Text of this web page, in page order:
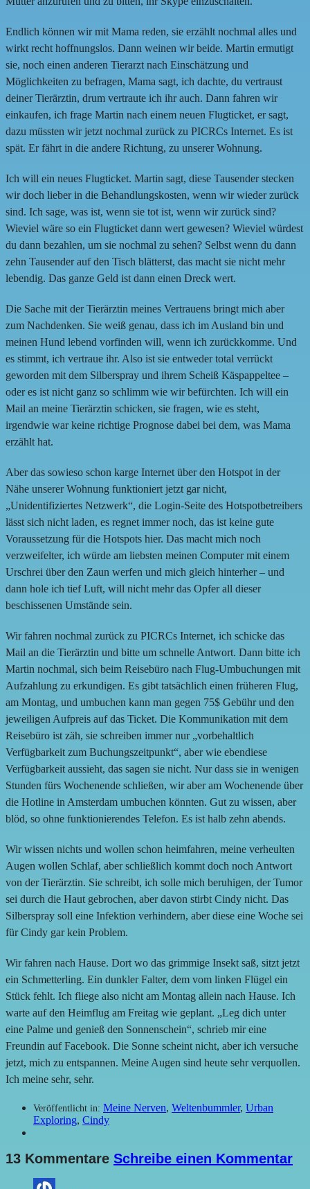
Endlich können wir mit Mama reden, sie erzählt nochmal alles und
wirkt recht hoffnungslos. Dann weinen wir beide. Martin ermutigt
sie, noch einen anderen Tierarzt nach Einschätzung und
Möglichkeiten zu befragen, Mama sagt, ich dachte, du vertraust
deiner Tierärztin, drum vertraute ich ihr auch. Dann fahren wir
einkaufen, ich frage Martin nach einem neuen Flugticket, er sagt,
dazu müssten wir jetzt nochmal zurück zu PICRCs Internet. Es ist
spät. Er fährt in die andere Richtung, zu unserer Wohnung.
Ich will ein neues Flugticket. Martin sagt, diese Tausender stecken
wir doch lieber in die Behandlungskosten, wenn wir wieder zurück
sind. Ich sage, was ist, wenn sie tot ist, wenn wir zurück sind?
Wieviel wäre so ein Flugticket dann wert gewesen? Wieviel würdest
du dann bezahlen, um sie nochmal zu sehen? Selbst wenn du dann
zehn Tausender auf den Tisch blätterst, das macht sie nicht mehr
lebendig. Das ganze Geld ist dann einen Dreck wert.
Die Sache mit der Tierärztin meines Vertrauens bringt mich aber
zum Nachdenken. Sie weiß genau, dass ich im Ausland bin und
meinen Hund lebend vorfinden will, wenn ich zurückkomme. Und
es stimmt, ich vertraue ihr. Also ist sie entweder total verrückt
geworden mit dem Silberspray und ihrem Scheiß Käspappeltee –
oder es ist nicht ganz so schlimm wie wir befürchten. Ich will ein
Mail an meine Tierärztin schicken, sie fragen, wie es steht,
irgendwie war keine richtige Prognose dabei bei dem, was Mama
erzählt hat.
Aber das sowieso schon karge Internet über den Hotspot in der
Nähe unserer Wohnung funktioniert jetzt gar nicht,
„Unidentifiziertes Netzwerk“, die Login-Seite des Hotspotbetreibers
lässt sich nicht laden, es regnet immer noch, das ist keine gute
Voraussetzung für die Hotspots hier. Das macht mich noch
verzweifelter, ich würde am liebsten meinen Computer mit einem
Urschrei über den Zaun werfen und mich gleich hinterher – und
dann hole ich tief Luft, will nicht mehr das Opfer all dieser
beschissenen Umstände sein.
Wir fahren nochmal zurück zu PICRCs Internet, ich schicke das
Mail an die Tierärztin und bitte um schnelle Antwort. Dann bitte ich
Martin nochmal, sich beim Reisebüro nach Flug-Umbuchungen mit
Aufzahlung zu erkundigen. Es gibt tatsächlich einen früheren Flug,
am Montag, und umbuchen kann man gegen 75$ Gebühr und den
jeweiligen Aufpreis auf das Ticket. Die Kommunikation mit dem
Reisebüro ist zäh, sie schreiben immer nur „vorbehaltlich
Verfügbarkeit zum Buchungszeitpunkt“, aber wie ebendiese
Verfügbarkeit aussieht, das sagen sie nicht. Nur dass sie in wenigen
Stunden fürs Wochenende schließen, wir aber am Wochenende über
die Hotline in Amsterdam umbuchen könnten. Gut zu wissen, aber
blöd, so ohne funktionierendes Telefon. Es ist halb zehn abends.
Wir wissen nichts und wollen schon heimfahren, meine verheulten
Augen wollen Schlaf, aber schließlich kommt doch noch Antwort
von der Tierärztin. Sie schreibt, ich solle mich beruhigen, der Tumor
sei durch die Haut gebrochen, aber davon stirbt Cindy nicht. Das
Silberspray soll eine Infektion verhindern, aber diese eine Woche sei
für Cindy gar kein Problem.
Wir fahren nach Hause. Dort wo das grimmige Insekt saß, sitzt jetzt
ein Schmetterling. Ein dunkler Falter, dem vom linken Flügel ein
Stück fehlt. Ich fliege also nicht am Montag allein nach Hause. Ich
warte auf den Heimflug am Freitag wie geplant. „Leg dich unter
eine Palme und genieß den Sonnenschein“, schrieb mir eine
Freundin auf Facebook. Die Sonne scheint nicht, aber ich versuche
jetzt, mich zu entspannen. Meine Augen sind heute sehr verquollen.
Ich meine sehr, sehr.
Veröffentlicht in: Meine Nerven, Weltenbummler, Urban
Exploring, Cindy
13 Kommentare Schreibe einen Kommentar